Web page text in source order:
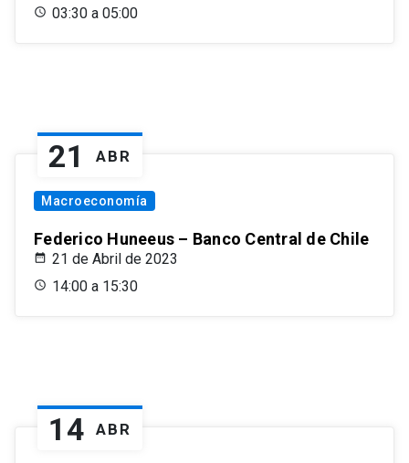
03:30 a 05:00
21 ABR
Macroeconomía
Federico Huneeus – Banco Central de Chile
21 de Abril de 2023
14:00 a 15:30
14 ABR